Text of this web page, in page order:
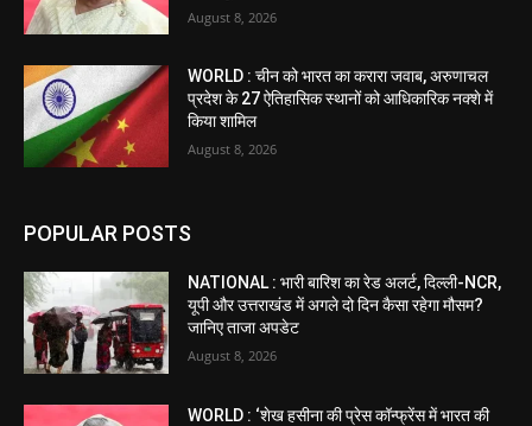
August 8, 2026
WORLD : चीन को भारत का करारा जवाब, अरुणाचल
प्रदेश के 27 ऐतिहासिक स्थानों को आधिकारिक नक्शे में
किया शामिल
August 8, 2026
POPULAR POSTS
NATIONAL : भारी बारिश का रेड अलर्ट, दिल्ली-NCR,
यूपी और उत्तराखंड में अगले दो दिन कैसा रहेगा मौसम?
जानिए ताजा अपडेट
August 8, 2026
WORLD : ‘शेख हसीना की प्रेस कॉन्फ्रेंस में भारत की